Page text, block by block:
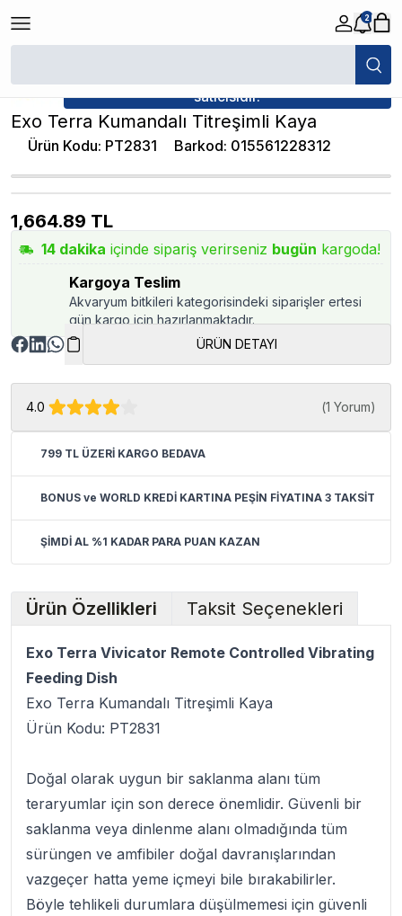
2
/
satıcısıdır.
Exo Terra Kumandalı Titreşimli Kaya
Ürün Kodu: PT2831 Barkod: 015561228312
1,664.89 TL
14 dakika içinde sipariş verirseniz bugün kargoda!
Kargoya Teslim
Akvaryum bitkileri kategorisindeki siparişler ertesi
gün kargo için hazırlanmaktadır.
ÜRÜN DETAYI
4.0 (1 Yorum)
799 TL ÜZERİ KARGO BEDAVA
BONUS ve WORLD KREDİ KARTINA PEŞİN FİYATINA 3 TAKSİT
ŞİMDİ AL %1 KADAR PARA PUAN KAZAN
Ürün Özellikleri Taksit Seçenekleri
Exo Terra Vivicator Remote Controlled Vibrating
Feeding Dish
Exo Terra Kumandalı Titreşimli Kaya
Ürün Kodu: PT2831
Doğal olarak uygun bir saklanma alanı tüm
teraryumlar için son derece önemlidir. Güvenli bir
saklanma veya dinlenme alanı olmadığında tüm
sürüngen ve amfibiler doğal davranışlarından
vazgeçer hatta yeme içmeyi bile bırakabilirler.
Böyle tehlikeli durumlara düşülmemesi için güvenli